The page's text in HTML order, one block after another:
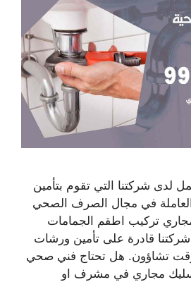
شركتنا التي تقوم بتأمين
في مجال الصرف الصحي
تركيب اطقم الجمامات
شركتنا قادرة على تأمين ورشات
تشاؤون. هل تحتاج فني صحي
مجاري في مشرف او